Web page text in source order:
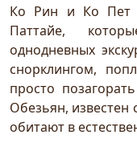
Ко Рин и Ко Пет
Паттайе,
однодневных
снорклингом,
просто
Обезьян, известен
обитают в